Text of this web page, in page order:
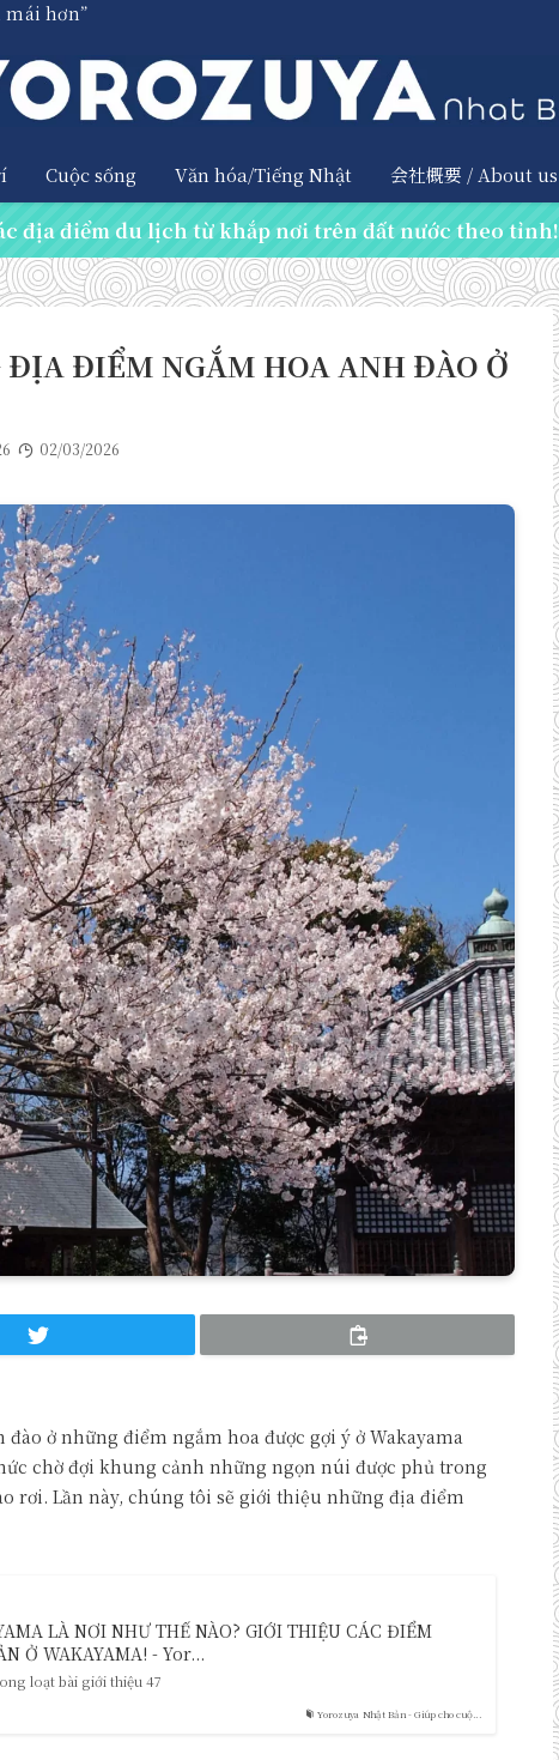
mái hơn”
Cuộc sống Văn hóa/Tiếng Nhật 会社概要 / About us
địa điểm du lịch từ khắp nơi trên đất nước theo tỉnh!
ĐỊA ĐIỂM NGẮM HOA ANH ĐÀO Ở
02/03/2026
ở những điểm ngắm hoa được gợi ý ở Wakayama
chờ đợi khung cảnh những ngọn núi được phủ trong
rơi. Lần này, chúng tôi sẽ giới thiệu những địa điểm
Yorozuya Nhật Bản - Giúp cho cuộ...
LÀ NƠI NHƯ THẾ NÀO? GIỚI THIỆU CÁC ĐIỂM
Ở WAKAYAMA! - Yor...
loạt bài giới thiệu 47